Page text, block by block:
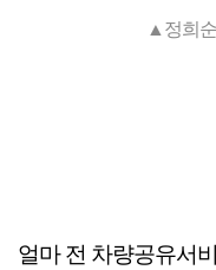
▲정희
얼마 전 차량공유서